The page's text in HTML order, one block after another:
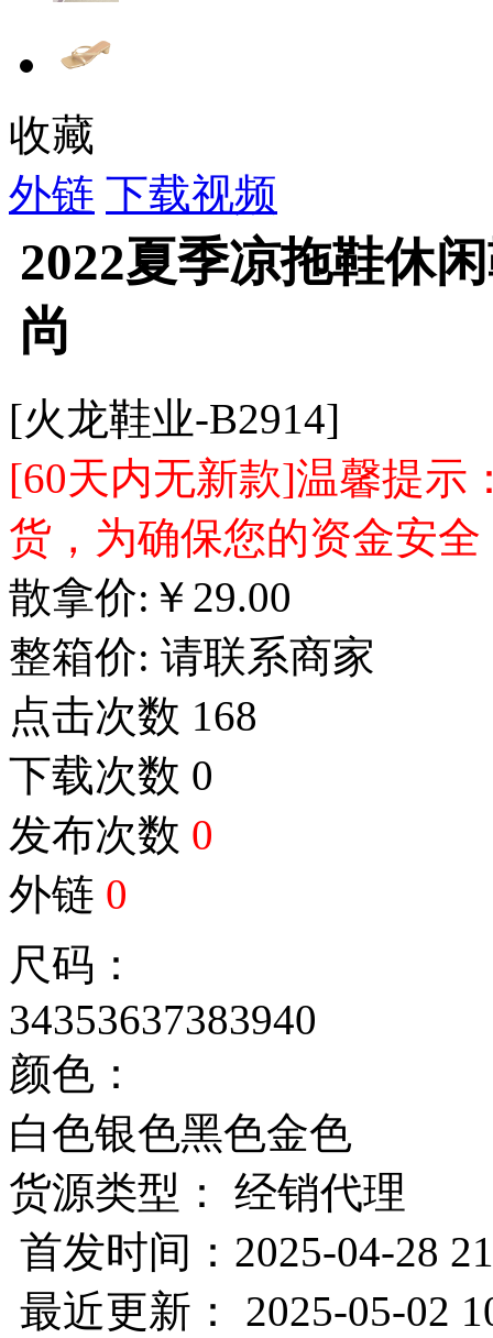
收藏
外链 下载视频
2022夏季凉拖鞋休
尚
[火龙鞋业-B2914]
[60天内无新款]温馨提示
货，为确保您的资金安
散拿价: ￥ 29.00
整箱价: 请联系商家
点击次数 168
下载次数 0
发布次数 0
外链 0
尺码：
34353637383940
颜色：
白色银色黑色金色
货源类型： 经销代理
首发时间：2025-04-28
最近更新： 2025-05-02